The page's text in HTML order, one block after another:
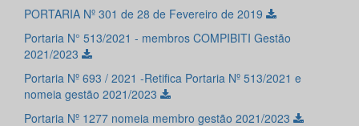
PORTARIA Nº 301 de 28 de Fevereiro de 2019
Portaria N° 513/2021 - membros COMPIBITI Gestão
2021/2023
Portaria Nº 693 / 2021 -Retifica Portaria Nº 513/2021 e
nomeia gestão 2021/2023
Portaria Nº 1277 nomeia membro gestão 2021/2023